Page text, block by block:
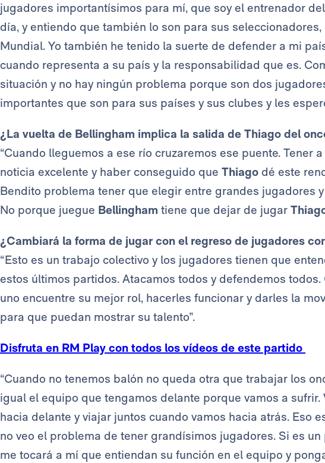
jugadores importantísimos para mí, que soy el entrenador del
día, y entiendo que también lo son para sus
Mundial. Yo también he tenido la suerte de defender a mi
cuando representa a su país y la responsabilidad que es.
situación y no hay ningún problema porque son dos
importantes que son para sus países y sus clubes y les
¿La vuelta de Bellingham implica la salida de Thiago del
“Cuando lleguemos a ese río cruzaremos ese puente. Tener a
noticia excelente y haber conseguido que Thiago dé este
Bendito problema tener que elegir entre grandes jugadores
No porque juegue Bellingham tiene que dejar de jugar
¿Cambiará la forma de jugar con el regreso de jugadores
“Esto es un trabajo colectivo y los jugadores tienen que
estos últimos partidos. Atacamos todos y defendemos
uno encuentre su mejor rol, hacerles funcionar y darles la
para que puedan mostrar su talento”.
Disfruta en RM Play con todos los vídeos de este partido
“Cuando no tenemos balón no queda otra que trabajar los
igual el equipo que tengamos delante porque vamos a sufrir.
hacia delante y viajar juntos cuando vamos hacia atrás. Eso
no veo el problema de tener grandísimos jugadores. Si es
me tocará a mí que entiendan su función en el equipo y